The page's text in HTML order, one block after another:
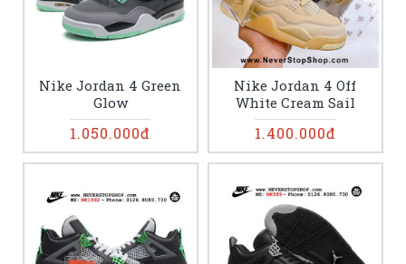
Nike Jordan 4 Green
Glow
1.050.000đ
Nike Jordan 4 Off
White Cream Sail
1.400.000đ